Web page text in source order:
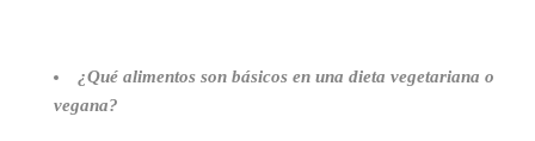
¿Qué alimentos son básicos en una dieta vegetariana o
vegana?